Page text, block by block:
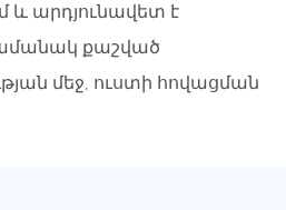
և արդյունավետ է
քաշված
մեջ, ուստի հովացման